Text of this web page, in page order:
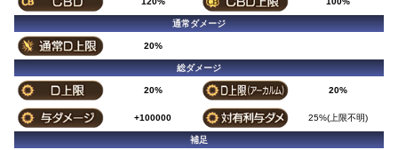
通常ダメージ
20%
総ダメージ
20% 20%
+100000 25%(上限不明)
補足